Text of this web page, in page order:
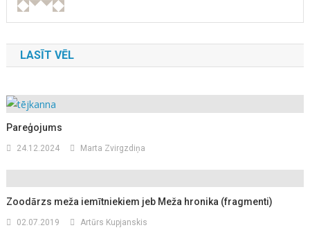
LASĪT VĒL
Pareģojums
24.12.2024 Marta Zvirgzdiņa
Zoodārzs meža iemītniekiem jeb Meža hronika (fragmenti)
02.07.2019 Artūrs Kupjanskis